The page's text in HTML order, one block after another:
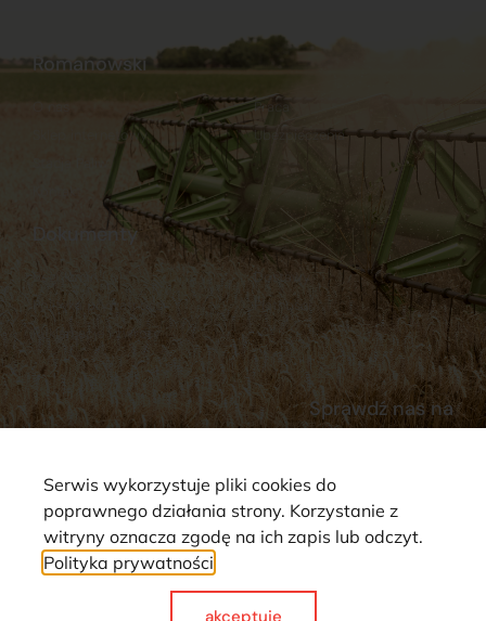
Dokumenty
Regulamin
Polityka prywatności
Reklamacje i zwroty
Dostawy
Płatności
Romanowski
Sklep internetowy
Praca
Ubezpieczenia
Sprawdź nas na
Strona wykorzystuje pliki cookie. Wszystkie prawa zastrzeżone ©
Serwis wykorzystuje pliki cookies do
poprawnego działania strony. Korzystanie z
witryny oznacza zgodę na ich zapis lub odczyt.
Polityka prywatności
akceptuje